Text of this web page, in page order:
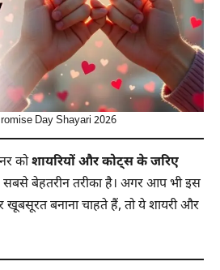
Day Shayari 2026
कोशायरियों और कोट्स के जरिए
सबसे बेहतरीन तरीका है। अगर आप भी इस
खूबसूरत बनाना चाहते हैं, तो ये शायरी और